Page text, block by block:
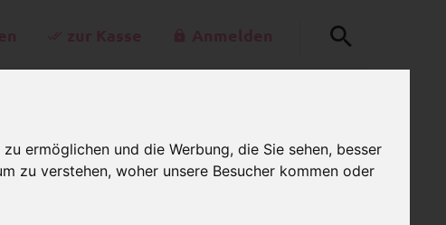
ermöglichen und die Werbung, die Sie sehen, besser
zu verstehen, woher unsere Besucher kommen oder
MEIN WARENKORB
Fr 07:00 Uhr - 15:00 Uhr